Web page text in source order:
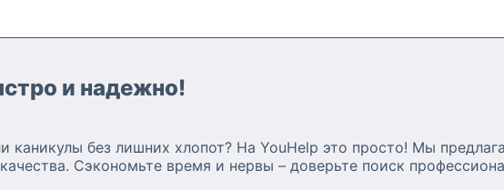
и надежно!
каникулы без лишних хлопот? На YouHelp это просто! Мы
Сэкономьте время и нервы – доверьте поиск